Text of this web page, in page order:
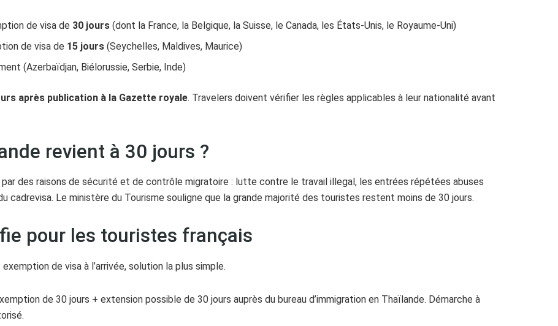
de visa de 30 jours (dont la France, la Belgique, la Suisse, le Canada, les États-Unis, le Royaume-Uni)
de visa de 15 jours (Seychelles, Maldives, Maurice)
(Azerbaïdjan, Biélorussie, Serbie, Inde)
après publication à la Gazette royale. Travelers doivent vérifier les règles applicables à leur nationalité avant
revient à 30 jours ?
des raisons de sécurité et de contrôle migratoire : lutte contre le travail illegal, les entrées répétées abuses
cadrevisa. Le ministère du Tourisme souligne que la grande majorité des touristes restent moins de 30 jours.
pour les touristes français
exemption de visa à l’arrivée, solution la plus simple.
de 30 jours + extension possible de 30 jours auprès du bureau d’immigration en Thaïlande. Démarche à